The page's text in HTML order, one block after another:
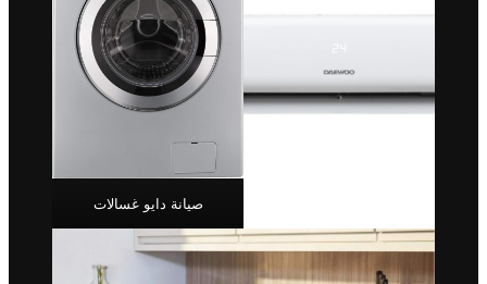
صيانة دايو غسالات